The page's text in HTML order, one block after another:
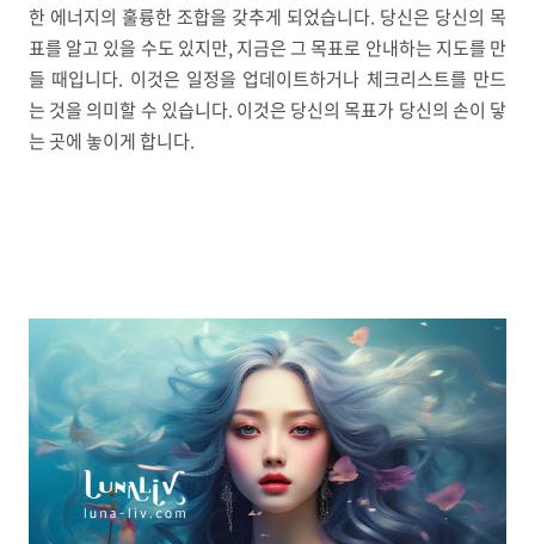
한 에너지의 훌륭한 조합을 갖추게 되었습니다. 당신은 당신의 목
표를 알고 있을 수도 있지만, 지금은 그 목표로 안내하는 지도를 만
들 때입니다. 이것은 일정을 업데이트하거나 체크리스트를 만드
는 것을 의미할 수 있습니다. 이것은 당신의 목표가 당신의 손이 닿
는 곳에 놓이게 합니다.